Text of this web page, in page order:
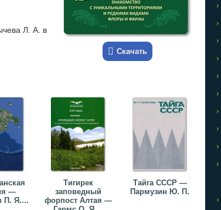
Скачать
Л. А. в
—
П. Я....
Тигирек
заповедный
форпост Алтая —
Тайга СССР —
Пармузин Ю. П.